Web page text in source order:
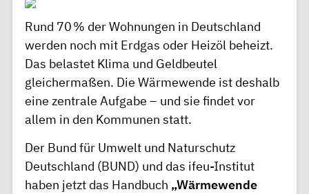
Rund 70 % der Wohnungen in Deutschland
werden noch mit Erdgas oder Heizöl beheizt.
Das belastet Klima und Geldbeutel
gleichermaßen. Die Wärmewende ist deshalb
eine zentrale Aufgabe – und sie findet vor
allem in den Kommunen statt.
Der Bund für Umwelt und Naturschutz
Deutschland (BUND) und das ifeu-Institut
haben jetzt das Handbuch „Wärmewende